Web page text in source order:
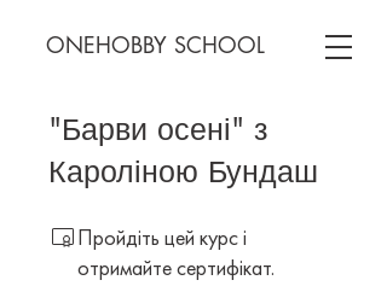
ONEHOBBY SCHOOL
"Барви осені" з
Кароліною Бундаш
Пройдіть цей курс і
отримайте сертифікат.